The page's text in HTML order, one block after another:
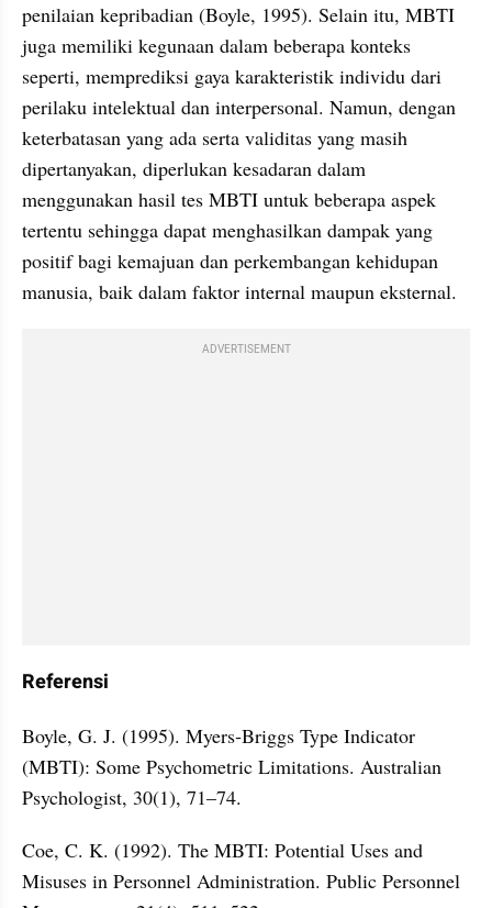
penilaian kepribadian (Boyle, 1995). Selain itu, MBTI
juga memiliki kegunaan dalam beberapa konteks
seperti, memprediksi gaya karakteristik individu dari
perilaku intelektual dan interpersonal. Namun, dengan
keterbatasan yang ada serta validitas yang masih
dipertanyakan, diperlukan kesadaran dalam
menggunakan hasil tes MBTI untuk beberapa aspek
tertentu sehingga dapat menghasilkan dampak yang
positif bagi kemajuan dan perkembangan kehidupan
manusia, baik dalam faktor internal maupun eksternal.
ADVERTISEMENT
Referensi
Boyle, G. J. (1995). Myers‐Briggs Type Indicator
(MBTI): Some Psychometric Limitations. Australian
Psychologist, 30(1), 71–74.
Coe, C. K. (1992). The MBTI: Potential Uses and
Misuses in Personnel Administration. Public Personnel